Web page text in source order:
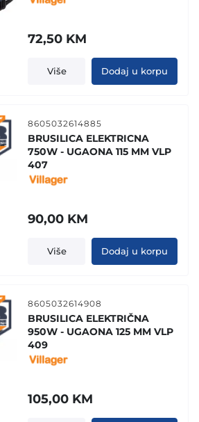
72,50 KM
Više Dodaj u korpu
8605032614885
BRUSILICA ELEKTRICNA
750W - UGAONA 115 MM VLP
407
90,00 KM
Više Dodaj u korpu
8605032614908
BRUSILICA ELEKTRIČNA
950W - UGAONA 125 MM VLP
409
105,00 KM